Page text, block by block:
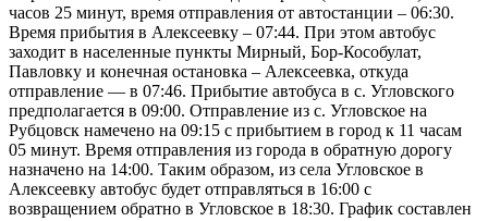
часов 25 минут, время отправления от автостанции – 06:30.
Время прибытия в Алексеевку – 07:44. При этом автобус
заходит в населенные пункты Мирный, Бор-Кособулат,
Павловку и конечная остановка – Алексеевка, откуда
отправление — в 07:46. Прибытие автобуса в с. Угловского
предполагается в 09:00. Отправление из с. Угловское на
Рубцовск намечено на 09:15 с прибытием в город к 11 часам
05 минут. Время отправления из города в обратную дорогу
назначено на 14:00. Таким образом, из села Угловское в
Алексеевку автобус будет отправляться в 16:00 с
возвращением обратно в Угловское в 18:30. График составлен